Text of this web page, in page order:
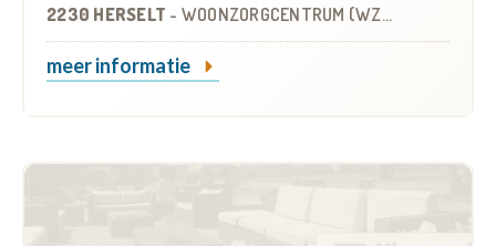
2230 HERSELT - WOONZORGCENTRUM (WZC)
meer informatie